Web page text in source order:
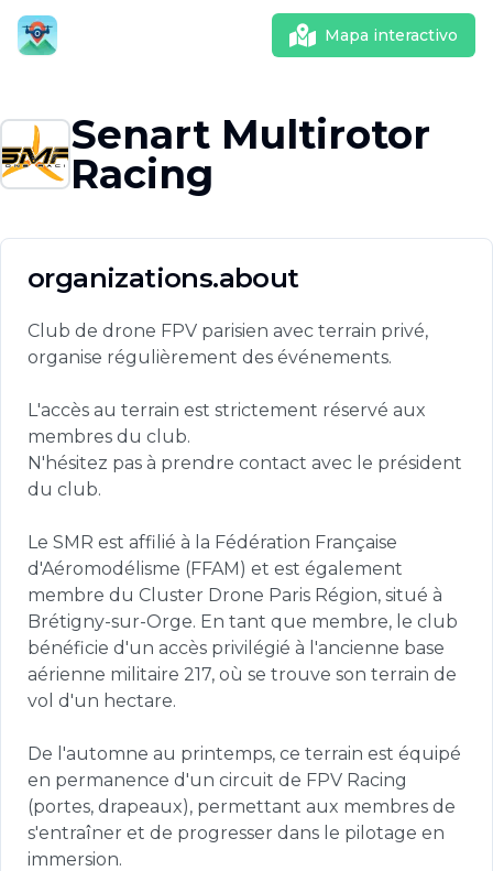
Mapa interactivo
Senart Multirotor
Racing
organizations.about
Club de drone FPV parisien avec terrain privé,
organise régulièrement des événements.
L'accès au terrain est strictement réservé aux
membres du club.
N'hésitez pas à prendre contact avec le président
du club.
Le SMR est affilié à la Fédération Française
d'Aéromodélisme (FFAM) et est également
membre du Cluster Drone Paris Région, situé à
Brétigny-sur-Orge. En tant que membre, le club
bénéficie d'un accès privilégié à l'ancienne base
aérienne militaire 217, où se trouve son terrain de
vol d'un hectare.
De l'automne au printemps, ce terrain est équipé
en permanence d'un circuit de FPV Racing
(portes, drapeaux), permettant aux membres de
s'entraîner et de progresser dans le pilotage en
immersion.